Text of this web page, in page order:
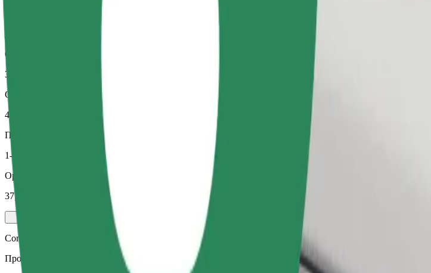
Дитяче крісло з ременями безпеки для дітей віком 2–6 років (приблизно 10–30 кг). Уточни у водія
Орієнтовний час поїздки
35 хв
Орієнтовна відстань
40,5 км
Пасажирів
1-3
Орієнтовна вартість
37,10 EUR
Comfort
Просторі поїздки з більшим простором для ніг та місцем для зберігання речей